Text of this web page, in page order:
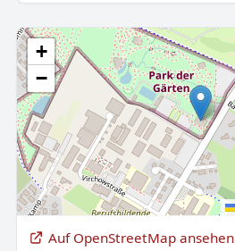
+
−
Auf OpenStreetMap ansehen